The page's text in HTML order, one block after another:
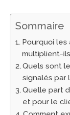
Sommaire
Pourquoi les
multiplient-
Quels sont
signalés par
Quelle part
et pour le